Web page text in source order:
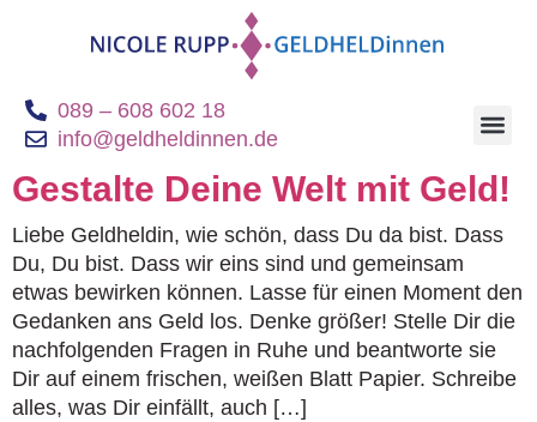
089 – 608 602 18
info@geldheldinnen.de
Gestalte Deine Welt mit Geld!
Liebe Geldheldin, wie schön, dass Du da bist. Dass
Du, Du bist. Dass wir eins sind und gemeinsam
etwas bewirken können. Lasse für einen Moment den
Gedanken ans Geld los. Denke größer! Stelle Dir die
nachfolgenden Fragen in Ruhe und beantworte sie
Dir auf einem frischen, weißen Blatt Papier. Schreibe
alles, was Dir einfällt, auch […]